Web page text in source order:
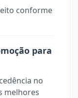
conforme
para
no
melhores